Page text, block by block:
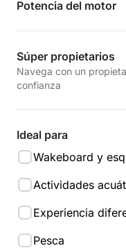
Potencia del motor
Súper propietarios
Navega con un
confianza
Ideal para
Wakeboard y
Actividades
Experiencia
Pesca